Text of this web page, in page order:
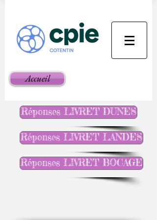
Accueil
Réponses LIVRET DUNES
Réponses LIVRET LANDES
Réponses LIVRET BOCAGE